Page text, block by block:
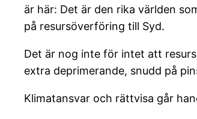
är här: Det är den rika världen
på resursöverföring till Syd.
Det är nog inte för intet att
extra deprimerande, snudd på
Klimatansvar och rättvisa går